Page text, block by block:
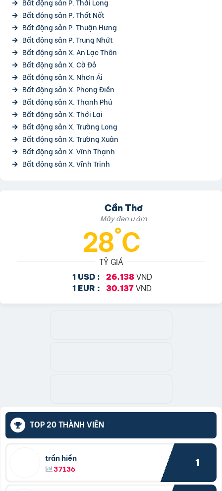
Bất động sản P. Thới Long
Bất động sản P. Thốt Nốt
Bất động sản P. Thuận Hưng
Bất động sản P. Trung Nhứt
Bất động sản X. An Lạc Thôn
Bất động sản X. Cờ Đỏ
Bất động sản X. Nhơn Ái
Bất động sản X. Phong Điền
Bất động sản X. Thạnh Phú
Bất động sản X. Thới Lai
Bất động sản X. Trường Long
Bất động sản X. Trường Xuân
Bất động sản X. Vĩnh Thạnh
Bất động sản X. Vĩnh Trinh
Cần Thơ
Mây đen u ám
28°C
TỶ GIÁ
1 USD : 26.138VND
1 EUR : 30.137 VND
TOP 20 THÀNH VIÊN
trần hiền
37136
1